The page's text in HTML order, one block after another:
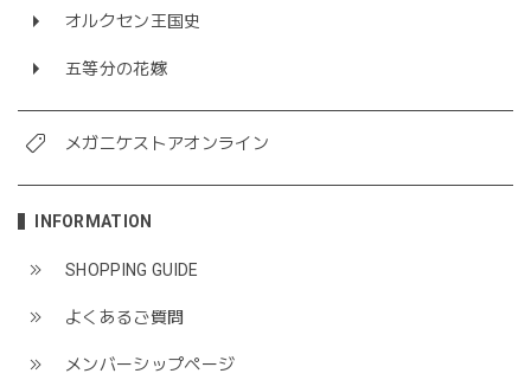
オルクセン王国史
五等分の花嫁
メガニケストアオンライン
INFORMATION
SHOPPING GUIDE
よくあるご質問
メンバーシップページ